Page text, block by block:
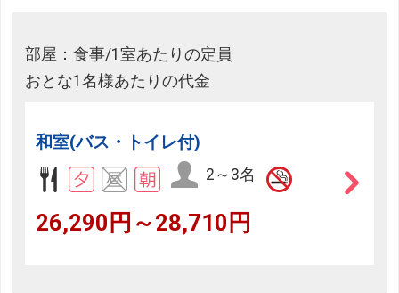
部屋：食事/1室あたりの定員
おとな1名様あたりの代金
和室(バス・トイレ付)
2～3名
26,290円～28,710円